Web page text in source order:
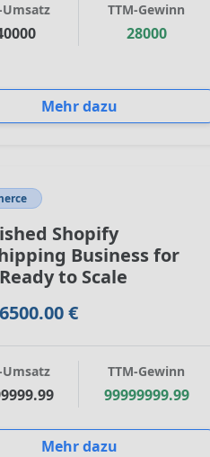
Umsatz TTM-Gewinn
28000
Mehr dazu
Shopify
Business for
to Scale
€
Umsatz TTM-Gewinn
99999999.99
Mehr dazu